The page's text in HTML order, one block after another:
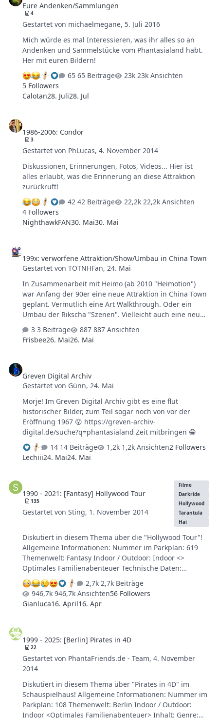
Eure Andenken/Sammlungen
4
Gestartet von michaelmegane, 5. Juli 2016
Mich würde es mal Interessieren, was ihr alles so an
Andenken und Sammelstücke vom Phantasialand habt.
Her mit euren Bildern!
65 Beiträge
23k Ansichten
5 Followers
Calotan28. Juli28. Jul
1986-2006: Condor
3
Gestartet von PhLucas,4. November 2014
Diskussionen, Erinnerungen, Fotos, Videos... Hier ist
alles erlaubt, was die Erinnerung an diese Attraktion
zurückruft!
42 Beiträge
22,2k Ansichten
4 Followers
NighthawkFAN30. Mai30. Mai
199x: verworfene Attraktion/Show/Umbau in China Town
Gestartet vonTOTNHFan, 24. Mai
In Zusammenarbeit mit Heimo (ab 2010 "Heimotion")
war Anfang der 90er eine neue Attraktion in China Town
geplant. Vermutlich eine Art Walkthrough. Oder ein
Umbau der Rikscha "Szenen". Vielleicht auch eine neue
Show für das Tanakra-Theater? Wer weiß... Leider darf
ich die mir vorliegende Konzeptzeichnung aus "Szene 6"
nicht teilen, aber die Zeichnung ist datiert auf den
dämonisch anwirkende Figur auf dem Thron sitzt, in der
Mitte des Saals ist eine Kugel zu sehen, die von
Flammen umschlossen ist und über ihrem Sockel zu
schweben scheint. rings herum sind vier weitere …
3 Beiträge
887 Ansichten
Frisbee26. Mai26. Mai
Greven Digital Archiv
Gestartet von Günn, 24. Mai
Morje! Im Greven Digital Archiv gibt es eine flut
historischer Bilder, zum Teil sogar noch von vor der
Eröffnung 1967 😮 https://greven-archiv-
digital.de/suche?q=phantasialand Zeit mitbringen 😁
14 Beiträge
1,2k Ansichten2 Followers
Lechiii24. Mai24. Mai
1990 - 2021: [Fantasy] Hollywood Tour
135
Gestartet vonSting, 1. November 2014
Filme
Darkride
Hollywood
Tarantula
Hai
Diskutiert in diesem Thema über die "Hollywood Tour"!
Allgemeine Informationen: Nummer im Parkplan: 619
Themenwelt: Fantasy Indoor / Outdoor: Indoor <>
Optimales Familienabenteuer Technische Daten:
Baujahr: 1990 Hersteller: Intamin AG Typ: Themenfahrt
Länge: 340 m Kapazität: 2400 Personen / Std. Fahrzeit:
8:00 Min. Boote / Sitze: Anzahl der Boote: 15 Personen
pro Boot: 20 Personen pro Sitzreihe: 4 Rückhaltesystem:
kleine Kinder ängstigen! Beschreibung: "Die spannende
Flussfahrt lässt Sie mit den Größen der Traumfabrik auf
Tuchfühlung gehen."
2,7k Beiträge
946,7k Ansichten56 Followers
Gianluca16. April16. Apr
1999 - 2025: [Berlin] Pirates in 4D
22
Gestartet von PhantaFriends.de - Team,4. November
2014
Diskutiert in diesem Thema über "Pirates in 4D" im
Schauspielhaus! Allgemeine Informationen: Nummer im
Parkplan: 108 Themenwelt: Berlin Indoor / Outdoor:
Indoor <Optimales Familienabenteuer> Inhalt: Genre: